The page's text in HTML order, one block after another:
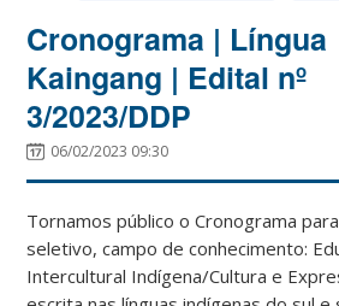
Cronograma | Língua
Kaingang | Edital nº
3/2023/DDP
06/02/2023 09:30
Tornamos público o Cronograma
seletivo, campo de conhecimento:
Intercultural Indígena/Cultura e